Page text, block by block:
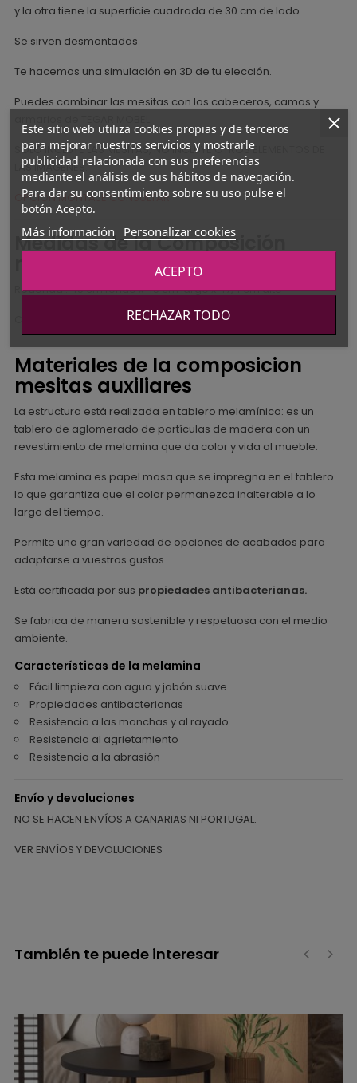
y la otra tiene la superficie cuadrada de 30 cm de lado.
Se sirven desmontadas
Te hacemos una simulación en 3D de tu elección.
Puedes combinar las mesitas con los cabeceros, camas y
SOLO INCLUYE LAS MESITAS, NO INCLUYE OTROS ELEMENTOS DE
LAS IMÁGENES.
OPCIÓN MONTAJE CONSULTAR
Medidas de la Composición
mesitas auxiliares
Redonda : 45 cm fondo x 45 cm largo x 47,4 cm alto
Cuadrada: 30 cm fondo x 30 cm largo x 44,3 cm alto
Materiales de la composicion
mesitas auxiliares
La estructura está realizada en tablero melamínico: es un
tablero de aglomerado de partículas de madera con un
revestimiento de melamina que da color y vida al mueble.
Esta melamina es papel masa que se impregna en el tablero
lo que garantiza que el color permanezca inalterable a lo
largo del tiempo.
Permite una gran variedad de opciones de acabados para
adaptarse a vuestros gustos.
Está certificada por sus propiedades antibacterianas.
Se fabrica de manera sostenible y respetuosa con el medio
ambiente.
Características de la melamina
Fácil limpieza con agua y jabón suave
Propiedades antibacterianas
Resistencia a las manchas y al rayado
Resistencia al agrietamiento
Resistencia a la abrasión
Envío y devoluciones
NO SE HACEN ENVÍOS A CANARIAS NI PORTUGAL.
VER ENVÍOS Y DEVOLUCIONES
También te puede interesar
Este sitio web utiliza cookies propias y de terceros
para mejorar nuestros servicios y mostrarle
publicidad relacionada con sus preferencias
mediante el análisis de sus hábitos de navegación.
Para dar su consentimiento sobre su uso pulse el
botón Acepto.
Más información Personalizar cookies
RECHAZAR TODO
ACEPTO